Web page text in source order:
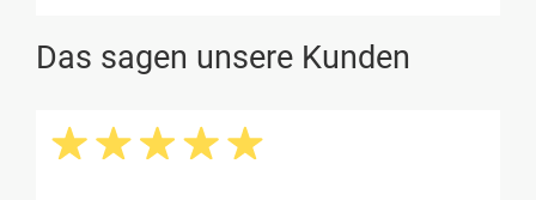
Das sagen unsere Kunden